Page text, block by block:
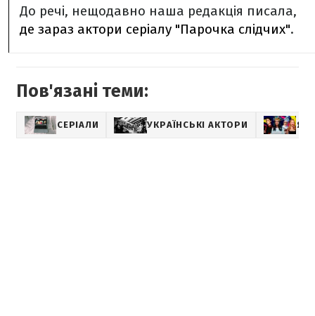
До речі, нещодавно наша редакція писала,
де зараз актори серіалу "Парочка слідчих".
Пов'язані теми:
СЕРІАЛИ УКРАЇНСЬКІ АКТОРИ ЯК